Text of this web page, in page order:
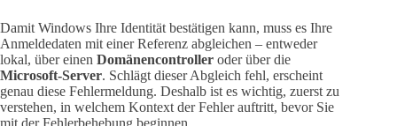
Damit Windows Ihre Identität bestätigen kann, muss es Ihre
Anmeldedaten mit einer Referenz abgleichen – entweder
lokal, über einen Domänencontroller oder über die
Microsoft-Server. Schlägt dieser Abgleich fehl, erscheint
genau diese Fehlermeldung. Deshalb ist es wichtig, zuerst zu
verstehen, in welchem Kontext der Fehler auftritt, bevor Sie